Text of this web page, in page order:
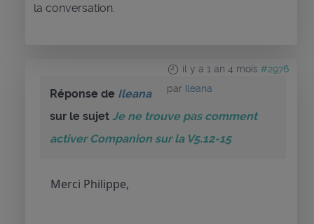
la conversation.
il y a 1 an 4 mois #2976
par Ileana
Réponse de Ileana
sur le sujet Je ne trouve pas comment
activer Companion sur la V5.12-15
Merci Philippe,